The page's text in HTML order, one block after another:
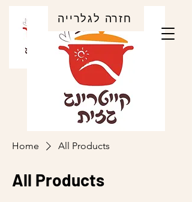
חזרה לגלרייה
Home All Products
All Products